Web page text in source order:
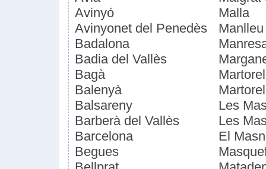
Avinyó
Avinyonet del Penedès
Badalona
Badia del Vallès
Bagà
Balenyà
Balsareny
Barberà del Vallès
Barcelona
Begues
Malla
Manlleu
Les
Les
El